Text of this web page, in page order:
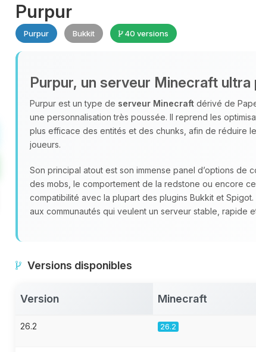
Purpur
Purpur Bukkit 40 versions
Purpur, un serveur Minecraft ultra
Purpur est un type de serveur Minecraft dérivé de
une personnalisation très poussée. Il reprend les
plus efficace des entités et des chunks, afin de réduire
joueurs.
Son principal atout est son immense panel d’options de
des mobs, le comportement de la redstone ou encore
compatibilité avec la plupart des plugins Bukkit et
aux communautés qui veulent un serveur stable, rapide
Versions disponibles
Version Minecraft
26.2 26.2